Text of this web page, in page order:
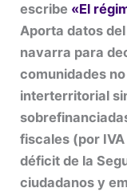
escribe «El
Aporta datos
navarra para
comunidades
interterritorial
fiscales (por
déficit de la
ciudadanos y